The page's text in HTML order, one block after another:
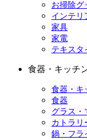
お掃除グ
インテリ
家具
家電
テキスタ
食器・キッチ
食器・キ
食器
グラス・
カトラリ
鍋・フラ